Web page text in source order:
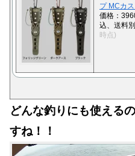
プ MCカ
価格：
込、送料
時点)
どんな釣りにも使える
すね！！